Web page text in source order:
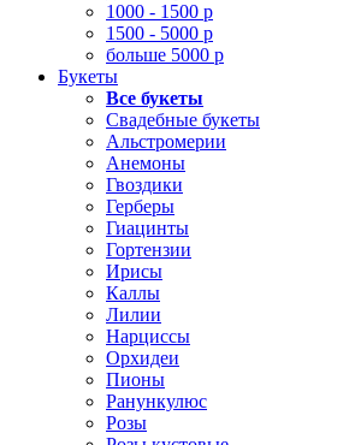
1000 - 1500 р
1500 - 5000 р
больше 5000 р
Букеты
Все букеты
Свадебные букеты
Альстромерии
Анемоны
Гвоздики
Герберы
Гиацинты
Гортензии
Ирисы
Каллы
Лилии
Нарциссы
Орхидеи
Пионы
Ранункулюс
Розы